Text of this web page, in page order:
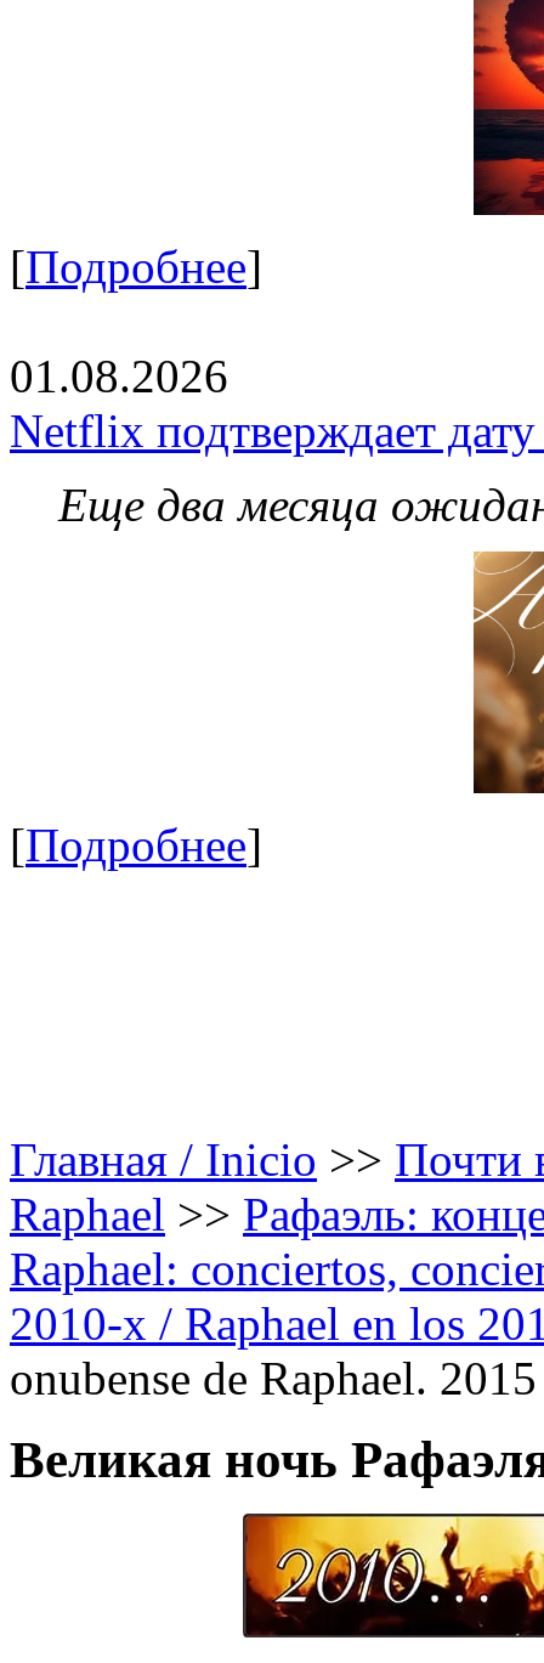
[Подробнее]
01.08.2026
Netflix подтверждает
Еще два месяца
[Подробнее]
Главная / Inicio >> Почти
Raphael >> Рафаэль:
Raphael: conciertos,
2010-х / Raphael en los
onubense de Raphael. 2015
Великая ночь